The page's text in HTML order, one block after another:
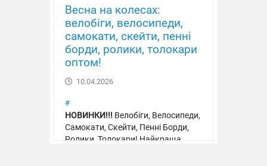
М'яч футбольний
Весна на колесах:
велобіги, велосипеди,
самокати, скейти, пенні
борди, ролики, толокари
оптом!
10.04.2026
#
НОВИНКИ!!! Велобіги, Велосипеди,
Самокати, Скейти, Пенні Борди,
Ролики, Толокари! Найкраща